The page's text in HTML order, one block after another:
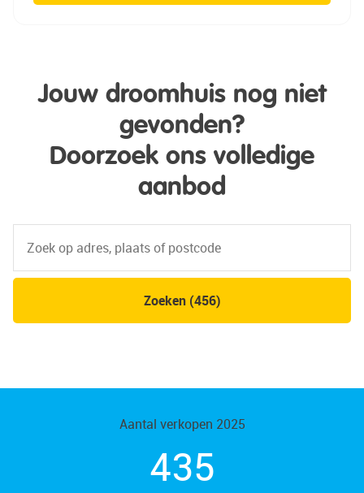
Jouw droomhuis nog niet
gevonden?
Doorzoek ons volledige
aanbod
Zoeken (456)
Aantal verkopen 2025
435